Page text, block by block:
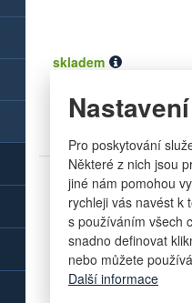
Pro poskytování
Některé z nich jsou
jiné nám pomohou
rychleji vás navést k
s používáním všech
snadno definovat
nebo můžete
Další informace
skladem
Počet
kusů
Ocel klínková
DIN